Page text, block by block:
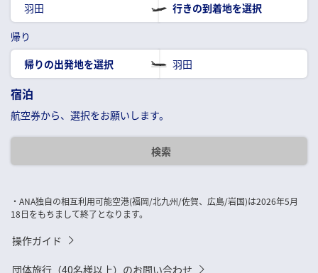
羽田
行きの到着地を選択
帰り
帰りの出発地を選択
羽田
宿泊
航空券から、選択をお願いします。
チェックイン・チェックアウトを選択
レンタカーを合わせて検索
検索
・ANA独自の相互利用可能空港(福岡/北九州/佐賀、広島/岩国)は2026年5月
18日をもちまして終了となります。
操作ガイド
団体旅行（40名様以上）のお問い合わせ